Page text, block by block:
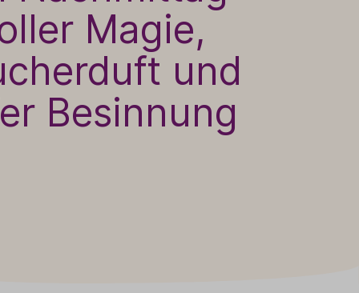
Sale
Adventskalender
Magie,
und
Besinnung